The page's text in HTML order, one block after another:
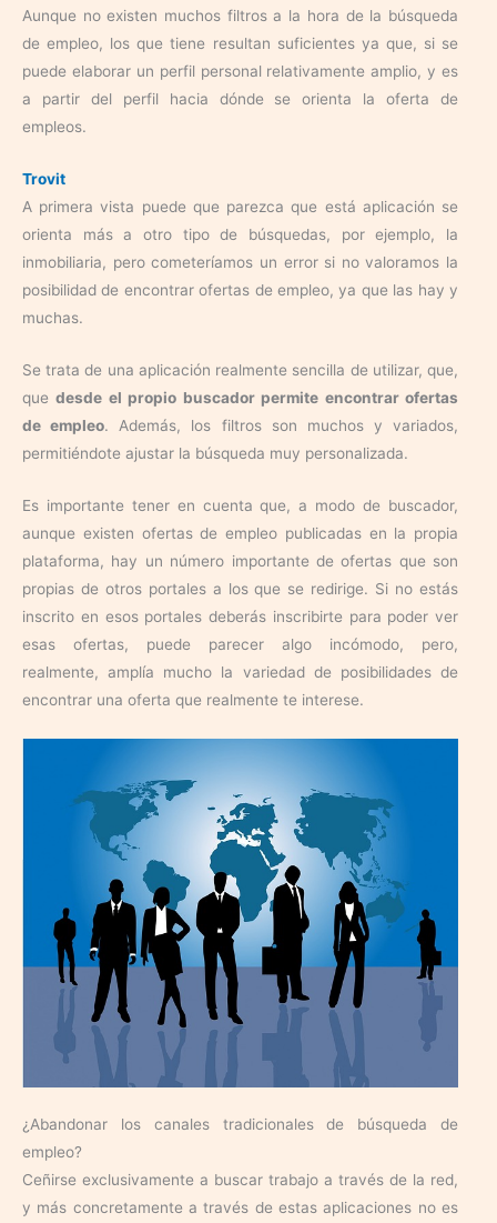
Aunque no existen muchos filtros a la hora de la búsqueda
de empleo, los que tiene resultan suficientes ya que, si se
puede elaborar un perfil personal relativamente amplio, y es
a partir del perfil hacia dónde se orienta la oferta de
empleos.
Trovit
A primera vista puede que parezca que está aplicación se
orienta más a otro tipo de búsquedas, por ejemplo, la
inmobiliaria, pero cometeríamos un error si no valoramos la
posibilidad de encontrar ofertas de empleo, ya que las hay y
muchas.
Se trata de una aplicación realmente sencilla de utilizar, que,
quedesde el propio buscador permite encontrar ofertas
de empleo. Además, los filtros son muchos y variados,
permitiéndote ajustar la búsqueda muy personalizada.
Es importante tener en cuenta que, a modo de buscador,
aunque existen ofertas de empleo publicadas en la propia
plataforma, hay un número importante de ofertas que son
propias de otros portales a los que se redirige. Si no estás
inscrito en esos portales deberás inscribirte para poder ver
esas ofertas, puede parecer algo incómodo, pero,
realmente, amplía mucho la variedad de posibilidades de
encontrar una oferta que realmente te interese.
¿Abandonar los canales tradicionales de búsqueda de
empleo?
Ceñirse exclusivamente a buscar trabajo a través de la red,
y más concretamente a través de estas aplicaciones no es